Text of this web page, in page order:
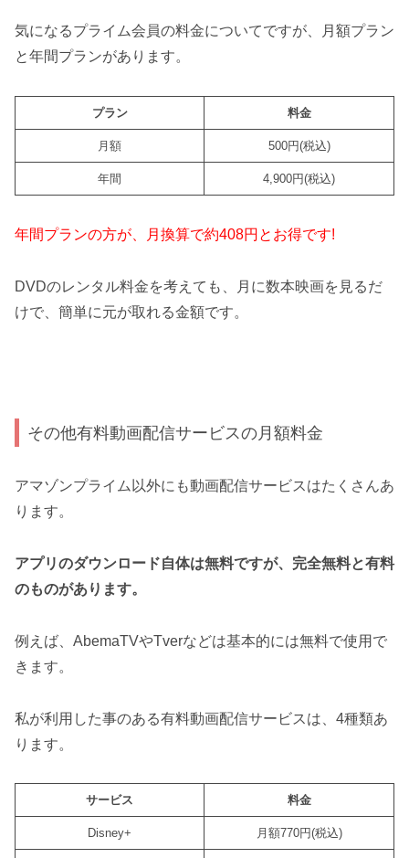
気になるプライム会員の料金についてですが、月額プラン
と年間プランがあります。
プラン 料金
月額 500円(税込)
年間 4,900円(税込)
年間プランの方が、月換算で約408円とお得です!
DVDのレンタル料金を考えても、月に数本映画を見るだ
けで、簡単に元が取れる金額です。
その他有料動画配信サービスの月額料金
アマゾンプライム以外にも動画配信サービスはたくさんあ
ります。
アプリのダウンロード自体は無料ですが、完全無料と有料
のものがあります。
例えば、AbemaTVやTverなどは基本的には無料で使用で
きます。
私が利用した事のある有料動画配信サービスは、4種類あ
ります。
サービス 料金
Disney+ 月額770円(税込)